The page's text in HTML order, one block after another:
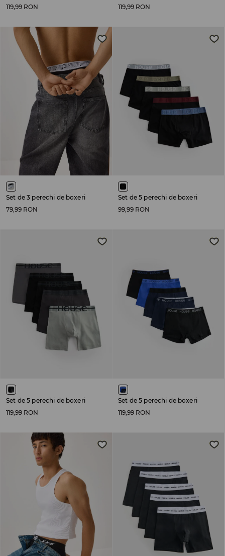
119,99 RON 119,99 RON
Set de 3 perechi de boxeri
79,99 RON
Set de 5 perechi de boxeri
99,99 RON
Set de 5 perechi de boxeri
119,99 RON
Set de 5 perechi de boxeri
119,99 RON